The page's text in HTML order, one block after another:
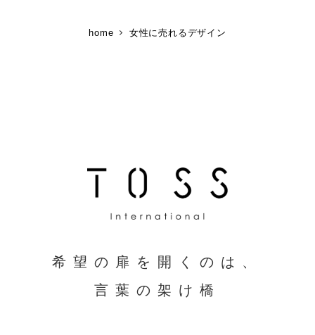
home 女性に売れるデザイン
希望の扉を開くのは、
言葉の架け橋